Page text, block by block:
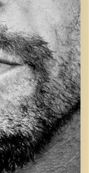
קרדיט תמונות: